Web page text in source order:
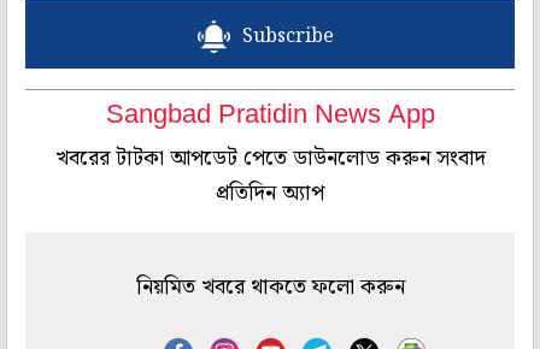
Subscribe
Sangbad Pratidin News App
খবরের টাটকা আপডেট পেতে ডাউনলোড করুন সংবাদ
প্রতিদিন অ্যাপ
নিয়মিত খবরে থাকতে ফলো করুন